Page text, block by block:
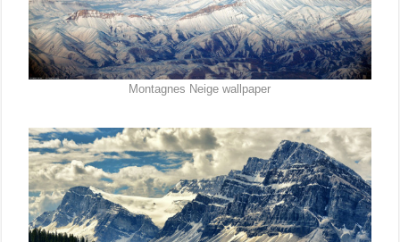
Montagnes Neige wallpaper